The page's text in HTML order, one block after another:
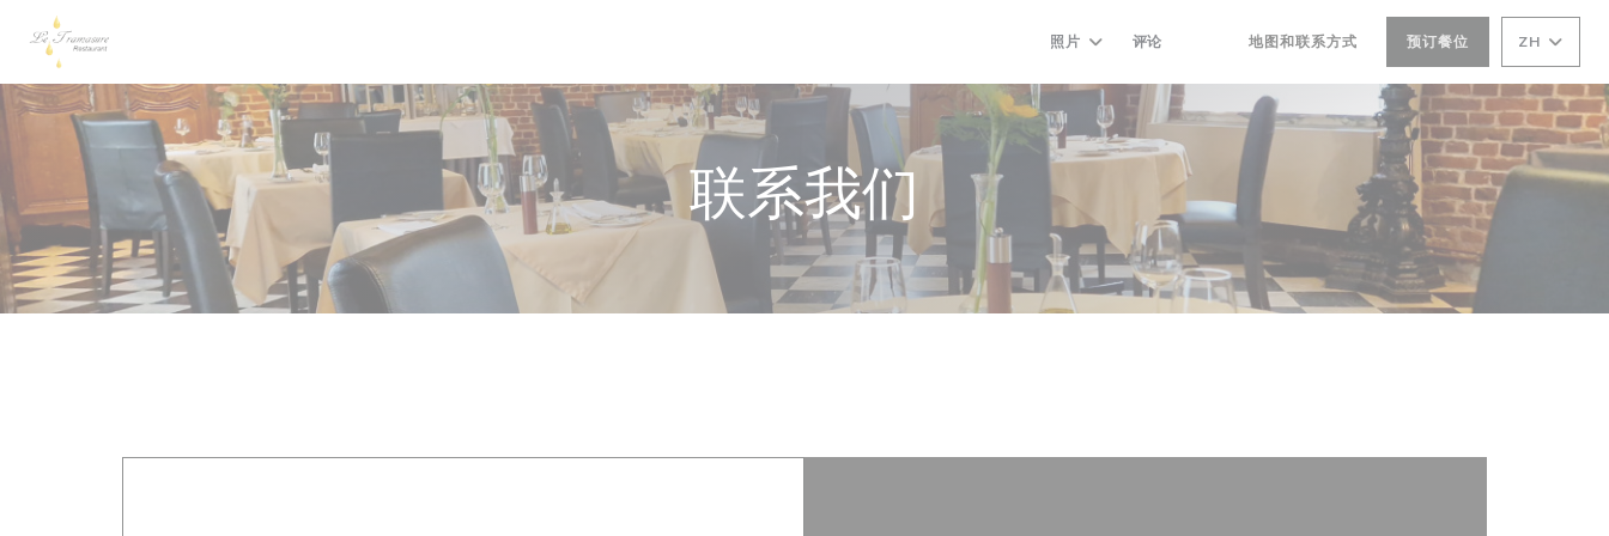
Cookie管理面板
照片 评论
((在新窗口中打开))
((在新窗口中打开))
地图和联系方式 预订餐位 ZH
联系我们